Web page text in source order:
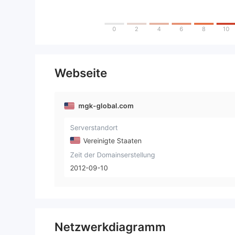
0 2 4 6 8 10
Webseite
mgk-global.com
Serverstandort
Vereinigte Staaten
Zeit der Domainserstellung
2012-09-10
Netzwerkdiagramm